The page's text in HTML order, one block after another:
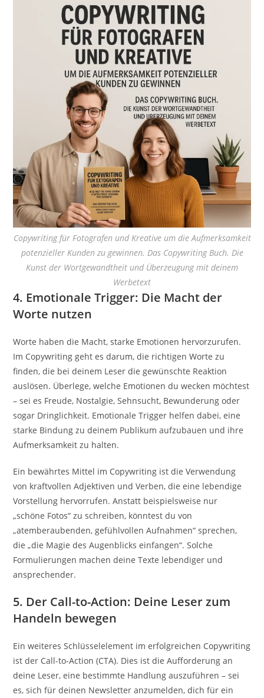
Copywriting für Fotografen und Kreative um die Aufmerksamkeit
potenzieller Kunden zu gewinnen. Das Copywriting Buch. Die
Kunst der Wortgewandtheit und Überzeugung mit deinem
Werbetext
4. Emotionale Trigger: Die Macht der
Worte nutzen
Worte haben die Macht, starke Emotionen hervorzurufen.
Im Copywriting geht es darum, die richtigen Worte zu
finden, die bei deinem Leser die gewünschte Reaktion
auslösen. Überlege, welche Emotionen du wecken möchtest
– sei es Freude, Nostalgie, Sehnsucht, Bewunderung oder
sogar Dringlichkeit. Emotionale Trigger helfen dabei, eine
starke Bindung zu deinem Publikum aufzubauen und ihre
Aufmerksamkeit zu halten.
Ein bewährtes Mittel im Copywriting ist die Verwendung
von kraftvollen Adjektiven und Verben, die eine lebendige
Vorstellung hervorrufen. Anstatt beispielsweise nur
„schöne Fotos“ zu schreiben, könntest du von
„atemberaubenden, gefühlvollen Aufnahmen“ sprechen,
die „die Magie des Augenblicks einfangen“. Solche
Formulierungen machen deine Texte lebendiger und
ansprechender.
5. Der Call-to-Action: Deine Leser zum
Handeln bewegen
Ein weiteres Schlüsselelement im erfolgreichen Copywriting
ist der Call-to-Action (CTA). Dies ist die Aufforderung an
deine Leser, eine bestimmte Handlung auszuführen – sei
es, sich für deinen Newsletter anzumelden, dich für ein